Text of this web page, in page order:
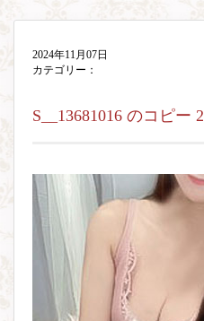
2024年11月07日
カテゴリー：
S__13681016 のコピー 2